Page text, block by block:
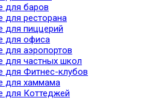
для баров
для ресторана
для пиццерий
для офиса
для аэропортов
для частных школ
для Фитнес-клубов
для хаммама
для Коттеджей